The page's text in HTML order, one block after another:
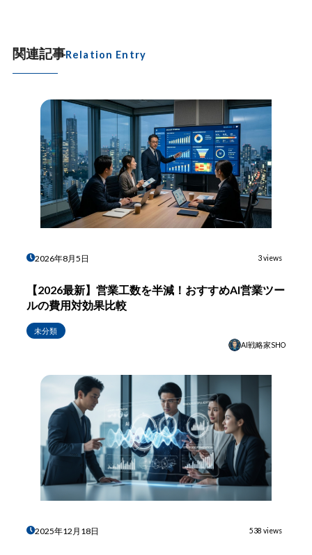
関連記事Relation Entry
2026年8月5日 3 views
【2026最新】営業工数を半減！おすすめAI営業ツー
ルの費用対効果比較
未分類
AI戦略家SHO
2025年12月18日 538 views